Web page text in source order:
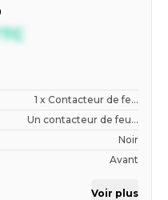
1 x Contacteur de fe...
Un contacteur de feu...
Noir
Avant
Voir plus